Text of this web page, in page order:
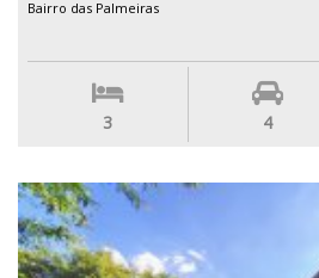
Bairro das Palmeiras
3 4